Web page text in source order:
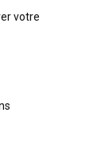
votre